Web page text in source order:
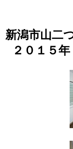
新潟市山
２０１５